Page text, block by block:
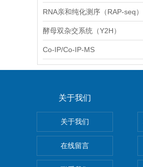
RNA亲和纯化测序（RAP-seq）
酵母双杂交系统（Y2H）
Co-IP/Co-IP-MS
关于我们
关于我们
在线留言